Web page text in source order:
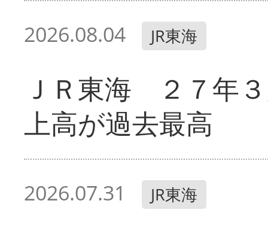
2026.08.04 JR東海
ＪＲ東海 ２７年
上高が過去最高
2026.07.31 JR東海